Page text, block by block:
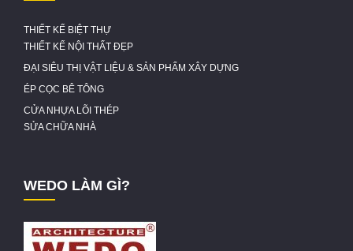
THIẾT KẾ BIỆT THỰ
THIẾT KẾ NỘI THẤT ĐẸP
ĐẠI SIÊU THỊ VẬT LIỆU & SẢN PHẨM XÂY DỰNG
ÉP CỌC BÊ TÔNG
CỬA NHỰA LÕI THÉP
SỬA CHỮA NHÀ
WEDO LÀM GÌ?